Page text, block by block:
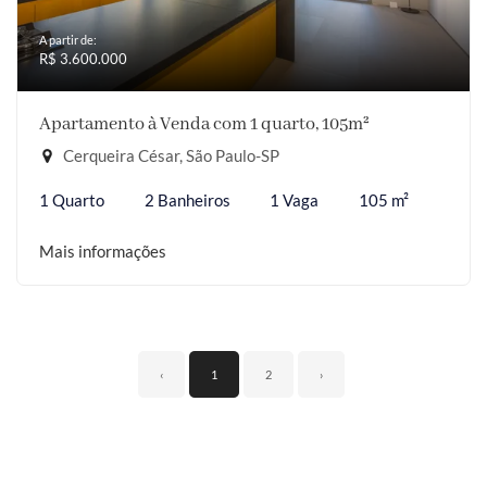
A partir de:
R$ 3.600.000
Apartamento à Venda com 1 quarto, 105m²
Cerqueira César, São Paulo-SP
1 Quarto 2 Banheiros 1 Vaga 105 m²
Mais informações
‹ 1 2 ›